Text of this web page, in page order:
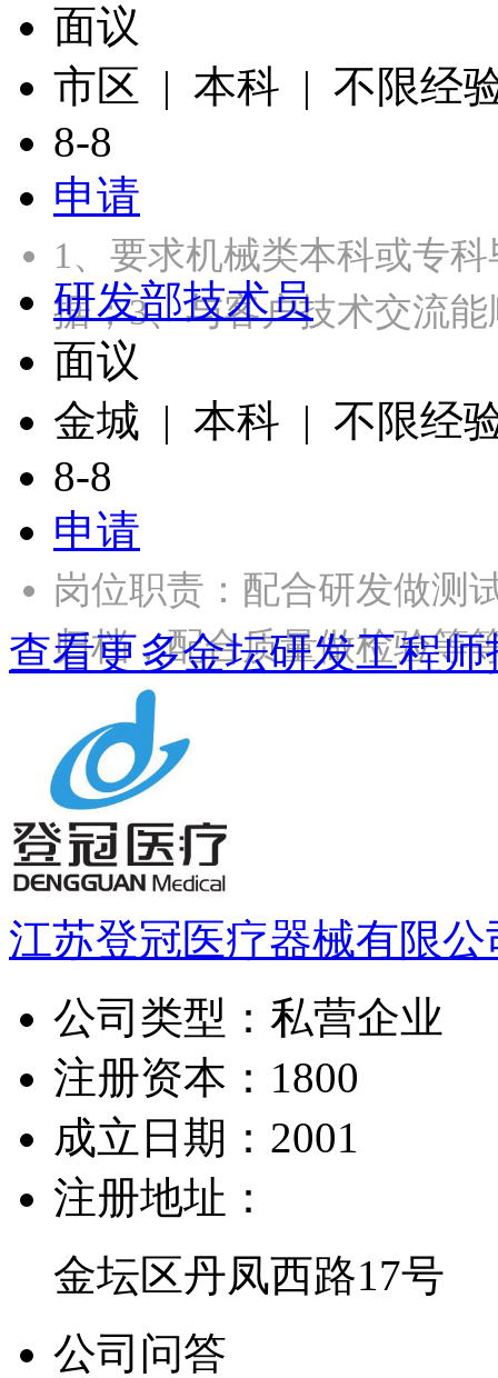
面议
市区 | 本科 | 不限经
8-8
申请
1、要求机械类本科或专
据；3、与客户技术交流
研发部技术员
面议
金城 | 本科 | 不限经
8-8
申请
岗位职责：配合研发做测
归档，配合质量做检验
查看更多金坛研发工程
江苏登冠医疗器械有限公
公司类型： 私营企业
注册资本： 1800
成立日期： 2001
注册地址：
金坛区丹凤西路17号
公司问答